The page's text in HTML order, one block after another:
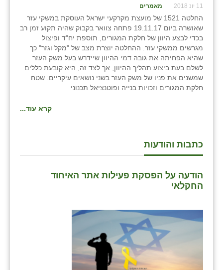
11 יונ 2018 מאמרים
החלטה 1521 של מועצת מקרקעי ישראל העוסקת במשקי עזר
שאושרה ביום 19.11.17 פתחה צוואר בקבוק שהיה תקוע זמן רב
בכדי לבצע היוון של חלקת המגורים, תוספת יח"ד ופיצול
מגרשים ממשקי עזר. ההחלטה יוצרת מצב של "מקל וגזר" כך
שהיא הפחיתה את גובה דמי ההיוון שיידרש בעל משק העזר
לשלם בעת ביצוע תהליך ההיוון, אך לצד זה, היא קובעת כללים
שמשנים את פניו של משק העזר בשני נושאים עיקריים: שטח
חלקת המגורים וזכויות בנייה ופוטנציאל תכנוני
קרא עוד...
כתבות והודעות
הודעה על הפסקת פעילות אתר האיחוד
החקלאי